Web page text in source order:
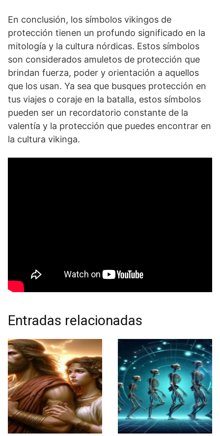
En conclusión, los símbolos vikingos​ de
protección tienen un profundo significado en la
mitología y ‌la cultura nórdicas. Estos símbolos
son ​considerados amuletos de protección que
brindan ‍fuerza, poder y orientación a aquellos
que los usan. Ya sea que busques protección en
⁢tus viajes o coraje en la batalla, estos símbolos
pueden ser un recordatorio‍ constante de la
valentía y la protección que‍ puedes ⁣encontrar en
la cultura vikinga.
Entradas relacionadas